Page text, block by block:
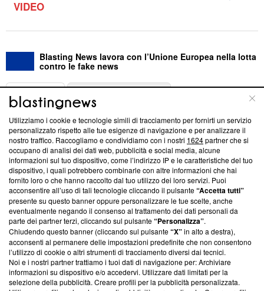
VIDEO
Blasting News lavora con l’Unione Europea nella lotta
contro le fake news
ABOUT
Questa sezione offre informazioni trasparenti su Blasting
News, sui nostri processi editoriali e su come ci impegniamo a
creare news di qualità. Inoltre, afferma la nostra aderenza a
‘Trust Project - News with Integrity’Blasting News non è
ancora membro del programma, ma ha richiesto di farne
parte; Trust Project non ha ancora effettuato una verifica di
conformità agli standard.
Su di noi
Team editoriale
Corporate
Redazione
Utilizziamo i cookie e tecnologie simili di tracciamento per fornirti un servizio
personalizzato rispetto alle tue esigenze di navigazione e per analizzare il
nostro traffico. Raccogliamo e condividiamo con i nostri 1624partner che si
occupano di analisi dei dati web, pubblicità e social media, alcune
informazioni sul tuo dispositivo, come l’indirizzo IP e le caratteristiche del tuo
dispositivo, i quali potrebbero combinarle con altre informazioni che hai
fornito loro o che hanno raccolto dal tuo utilizzo dei loro servizi. Puoi
acconsentire all’uso di tali tecnologie cliccando il pulsante“Accetta tutti”
presente su questo banner oppure personalizzare le tue scelte, anche
eventualmente negando il consenso al trattamento dei dati personali da
parte dei partner terzi, cliccando sul pulsante“Personalizza”.
Chiudendo questo banner (cliccando sul pulsante“X”in alto a destra),
acconsenti al permanere delle impostazioni predefinite che non consentono
l’utilizzo di cookie o altri strumenti di tracciamento diversi dai tecnici.
Noi e i nostri partner trattiamo i tuoi dati di navigazione per: Archiviare
informazioni su dispositivo e/o accedervi. Utilizzare dati limitati per la
selezione della pubblicità. Creare profili per la pubblicità personalizzata.